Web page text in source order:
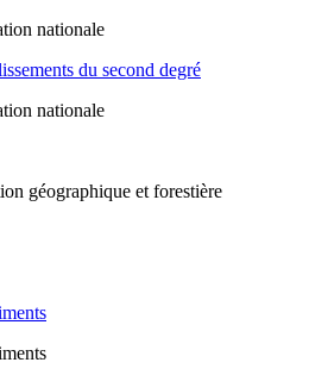
nationale
du second degré
nationale
géographique et forestière